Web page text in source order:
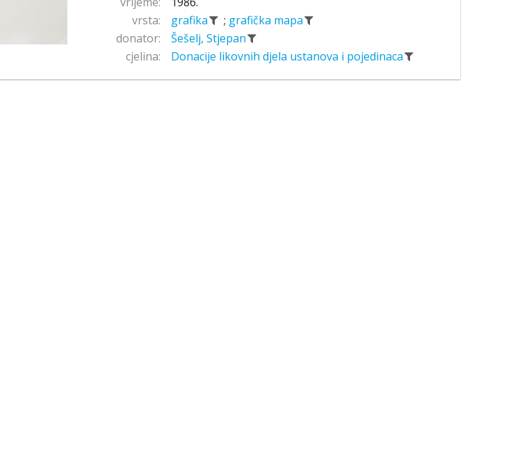
vrsta:
grafika ; grafička mapa
donator:
Šešelj, Stjepan
cjelina:
Donacije likovnih djela ustanova i pojedinaca